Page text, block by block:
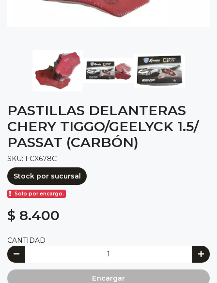
PASTILLAS DELANTERAS
CHERY TIGGO/GEELYCK 1.5/
PASSAT (CARBÓN)
SKU: FCX678C
Stock por sucursal
Solo por encargo.
$ 8.400
CANTIDAD
Encargar